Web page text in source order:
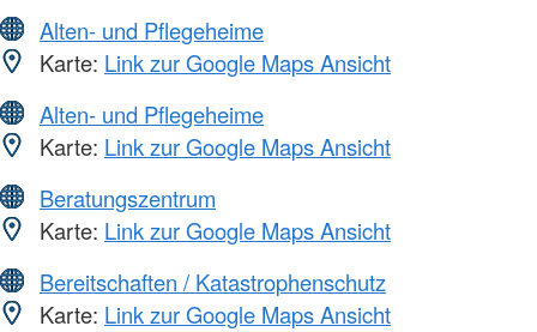
Alten- und Pflegeheime
Karte: Link zur Google Maps Ansicht
Alten- und Pflegeheime
Karte: Link zur Google Maps Ansicht
Beratungszentrum
Karte: Link zur Google Maps Ansicht
Bereitschaften / Katastrophenschutz
Karte: Link zur Google Maps Ansicht